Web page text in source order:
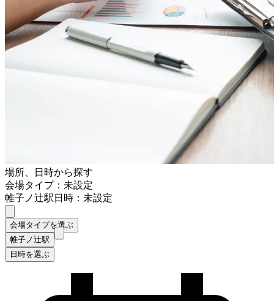
場所、日時から探す
会場タイプ：未設定
帷子ノ辻駅日時：未設定
会場タイプを選ぶ
帷子ノ辻駅
日時を選ぶ